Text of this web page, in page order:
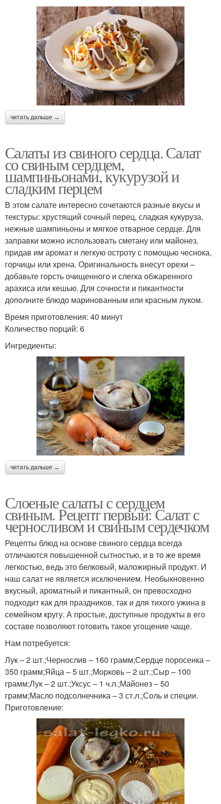
читать дальше →
Салаты из свиного сердца. Салат
со свиным сердцем,
шампиньонами, кукурузой и
сладким перцем
В этом салате интересно сочетаются разные вкусы и
текстуры: хрустящий сочный перец, сладкая кукуруза,
нежные шампиньоны и мягкое отварное сердце. Для
заправки можно использовать сметану или майонез,
придав им аромат и легкую остроту с помощью чеснока,
горчицы или хрена. Оригинальность внесут орехи –
добавьте горсть очищенного и слегка обжаренного
арахиса или кешью. Для сочности и пикантности
дополните блюдо маринованным или красным луком.
Время приготовления: 40 минут
Количество порций: 6
Ингредиенты:
читать дальше →
Слоеные салаты с сердцем
свиным. Рецепт первый: Салат с
черносливом и свиным сердечком
Рецепты блюд на основе свиного сердца всегда
отличаются повышенной сытностью, и в то же время
легкостью, ведь это белковый, маложирный продукт. И
наш салат не является исключением. Необыкновенно
вкусный, ароматный и пикантный, он превосходно
подходит как для праздников, так и для тихого ужина в
семейном кругу. А простые, доступные продукты в его
составе позволяют готовить такое угощение чаще.
Нам потребуется:
Лук – 2 шт.;Чернослив – 160 грамм;Сердце поросенка –
350 грамм;Яйца – 5 шт.;Морковь – 2 шт.;Сыр – 100
грамм;Лук – 2 шт.;Уксус – 1 ч.л.;Майонез – 50
грамм;Масло подсолнечника – 3 ст.л.;Соль и специи.
Приготовление: